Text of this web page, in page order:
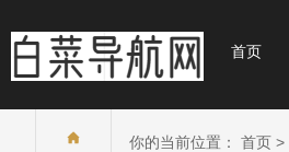
首页
你的当前位置： 首页 >